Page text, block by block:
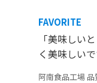
FAVORITE
「美味しい
く美味しい
阿南食品工場